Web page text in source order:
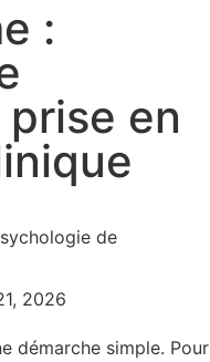
:
en
de
2026
démarche simple. Pour